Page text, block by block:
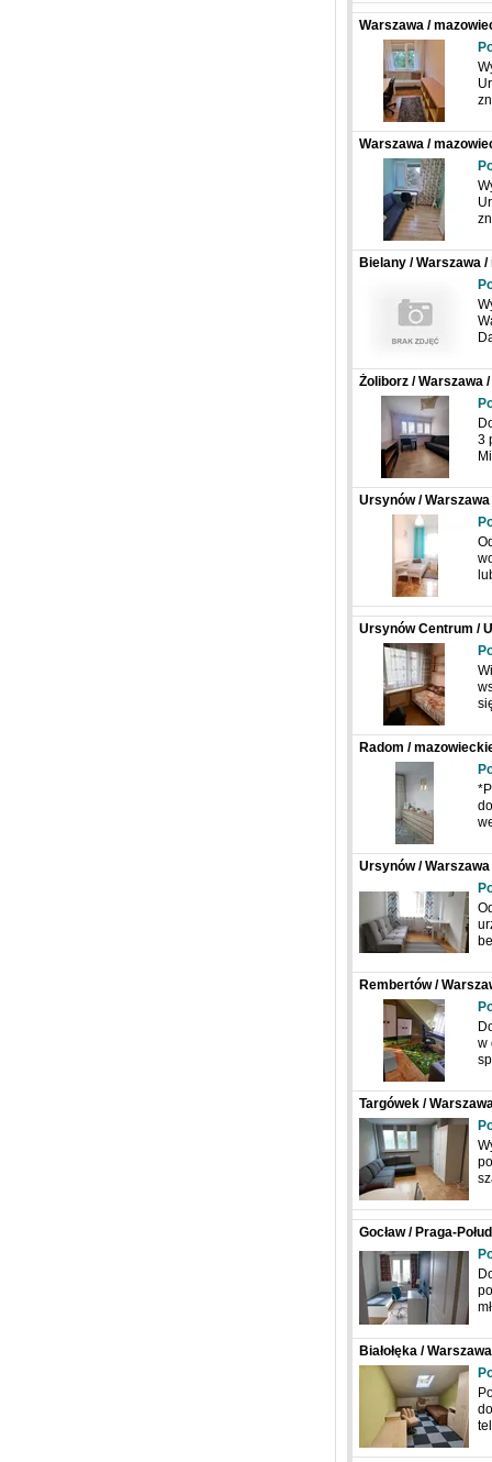
Warszawa /
Warszawa /
Bielany / Warszawa
Żoliborz / Warszawa
3
Ursynów /
Ursynów Centrum /
Radom /
Ursynów /
Rembertów /
w
Targówek /
Gocław / Praga-
Tadeusza
Białołęka /